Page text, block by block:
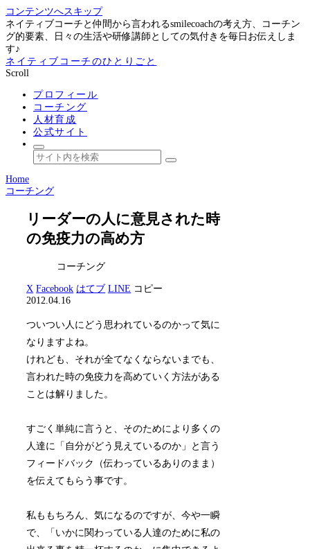
コンテンツへスキップ
ネイティブコーチと仲間から言われるsmilecoachの考え方、コーチン
グ的要素、日々の生活や研修講師としての気付きを毎日お伝えしま
す♪
ネイティブコーチのひとりごと
Scroll
プロフィール
コーチング
人材育成
公式サイト
Home
コーチング
リーダーの人に意見された時
の免疫力の高め方
コーチング
X Facebook はてブ LINE コピー
2012.04.16
ついつい人にどう思われているのかって気に
なりますよね。
けれども、それが全てなくならないまでも、
言われた時の免疫力を高めていく方法がある
ことは解りました。
すごく単純に言うと、そのためにより多くの
人達に「自分がどう見えているのか」と言う
フィードバック（伝わっているありのまま）
を伝えてもらう事です。
私ももちろん、気になるのですが、今や一瞬
で、「いかに関わっている人達のために私の